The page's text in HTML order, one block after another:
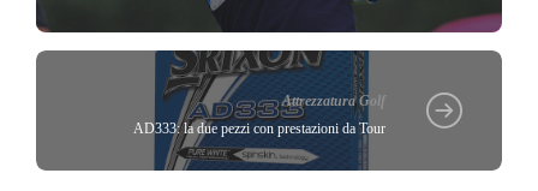
Attrezzatura Golf
AD333: la due pezzi con prestazioni da Tour